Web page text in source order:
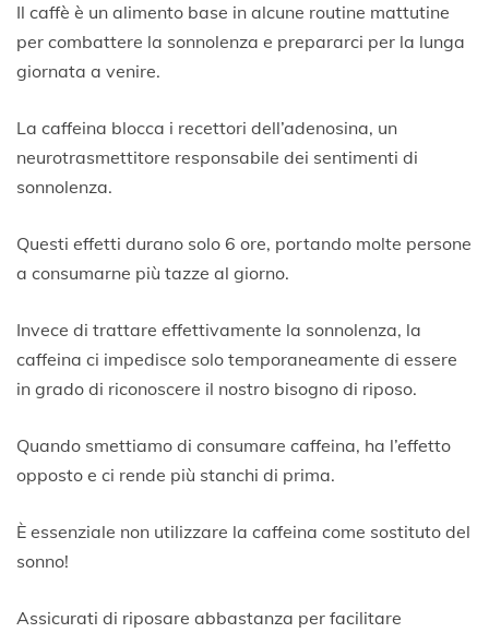
Il caffè è un alimento base in alcune routine mattutine
per combattere la sonnolenza e prepararci per la lunga
giornata a venire.
La caffeina blocca i recettori dell’adenosina, un
neurotrasmettitore responsabile dei sentimenti di
sonnolenza.
Questi effetti durano solo 6 ore, portando molte persone
a consumarne più tazze al giorno.
Invece di trattare effettivamente la sonnolenza, la
caffeina ci impedisce solo temporaneamente di essere
in grado di riconoscere il nostro bisogno di riposo.
Quando smettiamo di consumare caffeina, ha l’effetto
opposto e ci rende più stanchi di prima.
È essenziale non utilizzare la caffeina come sostituto del
sonno!
Assicurati di riposare abbastanza per facilitare